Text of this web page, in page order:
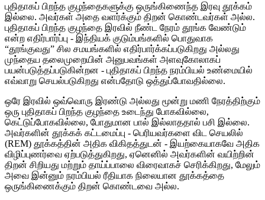
புதிதாகப் பிறந்த குழந்தைகளுக்கு ஒருங்கிணைந்த இரவு தூக்கம்
இல்லை. அவர்கள் அதை வளர்க்கும் திறன் கொண்டவர்கள் அல்ல.
புதிதாகப் பிறந்த குழந்தை இரவில் நீண்ட நேரம் தூங்க வேண்டும்
என்ற எதிர்பார்ப்பு - இந்தியக் குடும்பங்களில் பொதுவாக
“தூங்குவது” சில சமயங்களில் எதிர்பார்க்கப்படுகிறது அல்லது
முந்தைய தலைமுறையின் அனுபவங்கள் அளவுகோலாகப்
பயன்படுத்தப்படுகின்றன - புதிதாகப் பிறந்த நரம்பியல் உண்மையில்
எவ்வாறு செயல்படுகிறது என்பதோடு ஒத்துப்போவதில்லை.
ஒரே இரவில் ஒவ்வொரு இரண்டு அல்லது மூன்று மணி நேரத்திற்கும்
ஒரு புதிதாகப் பிறந்த குழந்தை உடைந்து போகவில்லை,
கெட்டுப்போகவில்லை, போதுமான பால் இல்லாததால் பசி இல்லை.
அவர்களின் தூக்கக் கட்டமைப்பு - பெரியவர்களை விட செயலில்
(REM) தூக்கத்தின் அதிக விகிதத்துடன் - இயற்கையாகவே அதிக
விழிப்புணர்வை ஏற்படுத்துகிறது, ஏனெனில் அவர்களின் வயிற்றின்
திறன் சிறியது மற்றும் தாய்ப்பாலை விரைவாகச் செரிக்கிறது, மேலும்
அவை இன்னும் நரம்பியல் ரீதியாக நிலையான தூக்கத்தை
ஒருங்கிணைக்கும் திறன் கொண்டவை அல்ல.